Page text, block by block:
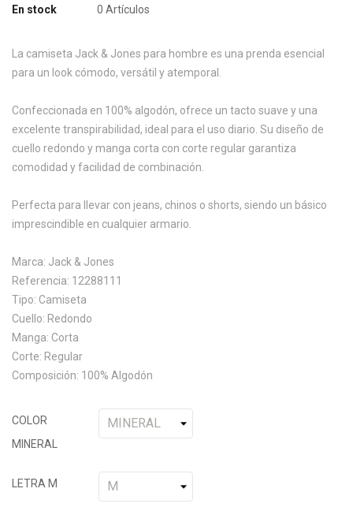
En stock
0 Artículos
La camiseta Jack & Jones para hombre es una prenda esencial
para un look cómodo, versátil y atemporal.
Confeccionada en 100% algodón, ofrece un tacto suave y una
excelente transpirabilidad, ideal para el uso diario. Su diseño de
cuello redondo y manga corta con corte regular garantiza
comodidad y facilidad de combinación.
Perfecta para llevar con jeans, chinos o shorts, siendo un básico
imprescindible en cualquier armario.
Marca: Jack & Jones
Referencia: 12288111
Tipo: Camiseta
Cuello: Redondo
Manga: Corta
Corte: Regular
Composición: 100% Algodón
COLOR
MINERAL
LETRA M